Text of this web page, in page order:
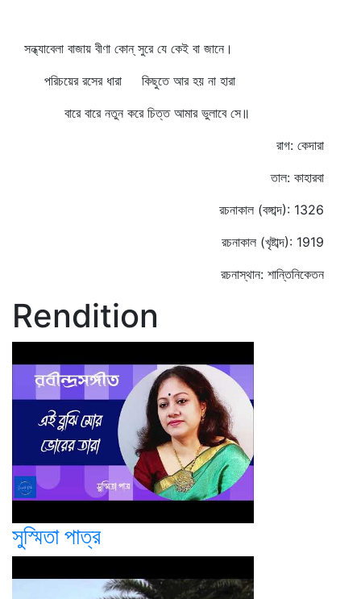
সন্ধ্যাবেলা বাজায় বীণা কোন্‌ সুরে যে কেই বা জানে।
পরিচয়ের রসের ধারা কিছুতে আর হয় না হারা
বারে বারে নতুন করে চিত্ত আমার ভুলাবে সে॥
রাগ: কেদারা
তাল: কাহারবা
রচনাকাল (বঙ্গাব্দ): 1326
রচনাকাল (খৃষ্টাব্দ): 1919
রচনাস্থান: শান্তিনিকেতন
Rendition
সুস্মিতা পাত্র